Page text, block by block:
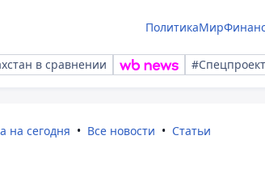
ПолитикаМир
в сравнении
на сегодня Все новости Статьи